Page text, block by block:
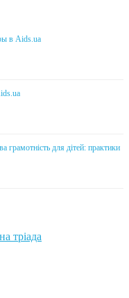
в Aids.ua
грамотність для дітей: практики
тріада